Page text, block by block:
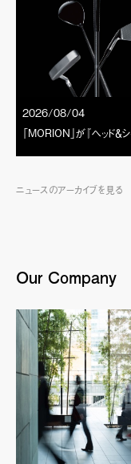
2026/08/04
ニュースのアーカイブを見る
Our Company